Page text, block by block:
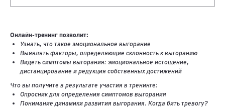
Онлайн-тренинг позволит:
Узнать, что такое эмоциональное выгорание
Выявлять факторы, определяющие склонность к выгоранию
Видеть симптомы выгорания: эмоциональное истощение,
дистанцирование и редукция собственных достижений
Что вы получите в результате участия в тренинге:
Опросник для определения симптомов выгорания
Понимание динамики развития выгорания. Когда бить тревогу?